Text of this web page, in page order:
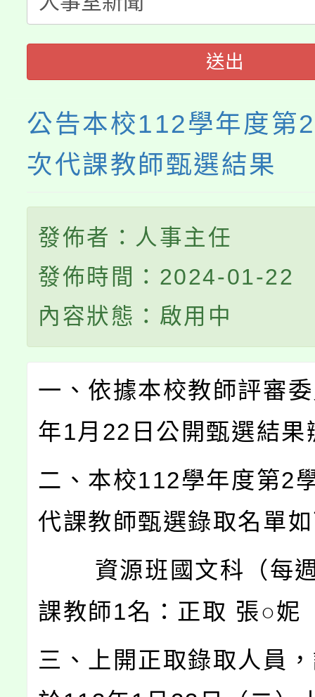
程
送出
公告本校112學年度第
次代課教師甄選結果
發佈者：人事主任
發佈時間：2024-01-22
內容狀態：啟用中
一、依據本校教師評審
年1月22日公開甄選結果
二、本校112學年度第2
代課教師甄選錄取名單
資源班國文科（每週
課教師1名：正取 張○妮
三、上開正取錄取人員